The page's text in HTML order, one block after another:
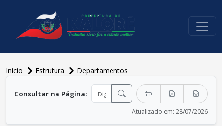
Início Estrutura
Departamentos
Consultar na Página:
Atualizado em: 28/07/2026